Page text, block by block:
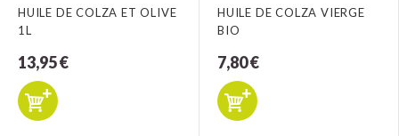
HUILE DE COLZA ET OLIVE
1L
13,95 €
HUILE DE COLZA VIERGE
BIO
7,80 €